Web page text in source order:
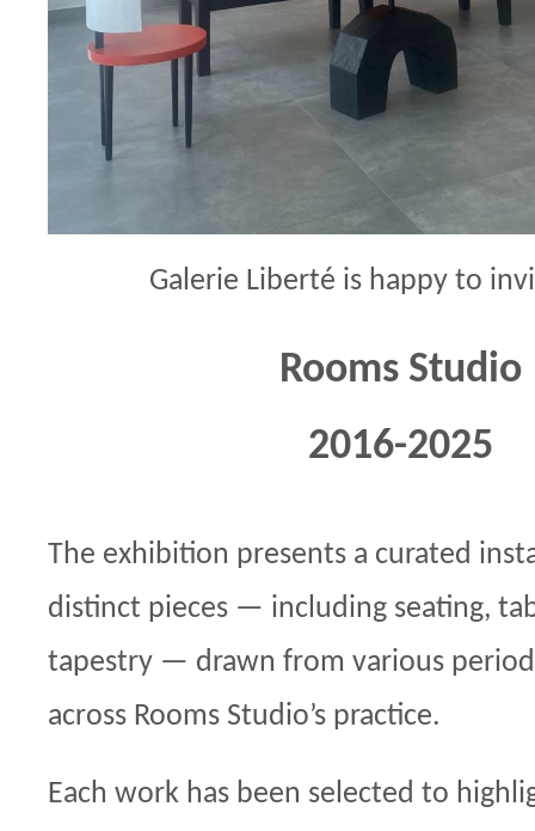
Galerie Liberté is happy to
Rooms Studio
2016-2025
The exhibition presents a curated
distinct pieces — including seating,
tapestry — drawn from various
across Rooms Studio’s practice.
Each work has been selected to